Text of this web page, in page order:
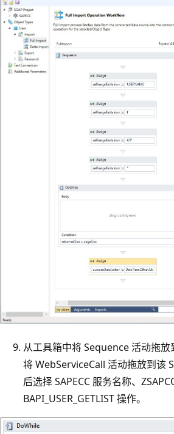
从工具箱中将 Sequence 活动拖放
将 WebServiceCall 活动拖放到该
后选择 SAPECC 服务名称、
BAPI_USER_GETLIST 操作。